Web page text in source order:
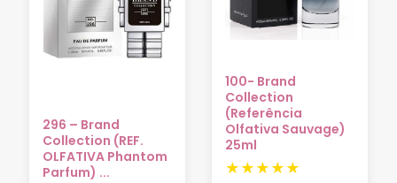
296 – Brand
Collection (REF.
OLFATIVA Phantom
Parfum) ...
100- Brand
Collection
(Referência
Olfativa Sauvage)
25ml